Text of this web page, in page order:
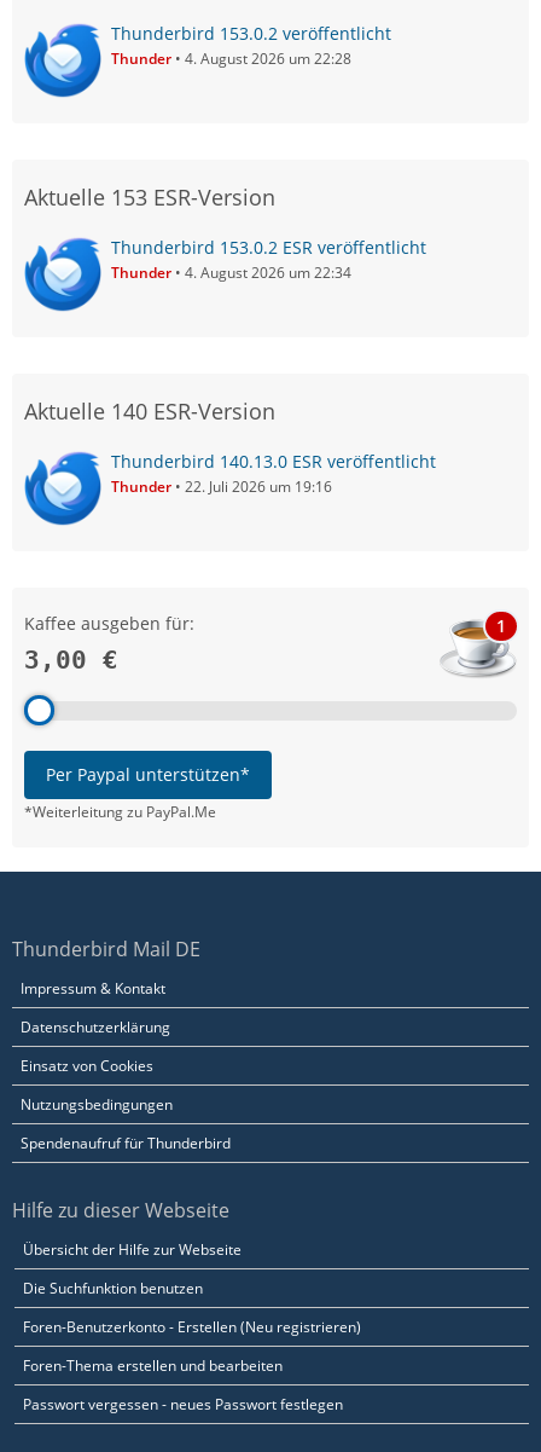
Thunderbird 153.0.2 veröffentlicht
Thunder 4. August 2026 um 22:28
Aktuelle 153 ESR-Version
Thunderbird 153.0.2 ESR veröffentlicht
Thunder 4. August 2026 um 22:34
Aktuelle 140 ESR-Version
Thunderbird 140.13.0 ESR veröffentlicht
Thunder 22. Juli 2026 um 19:16
Kaffee ausgeben für:
3,00 €
1
Per Paypal unterstützen*
*Weiterleitung zu PayPal.Me
Thunderbird Mail DE
Impressum & Kontakt
Datenschutzerklärung
Einsatz von Cookies
Nutzungsbedingungen
Spendenaufruf für Thunderbird
Hilfe zu dieser Webseite
Übersicht der Hilfe zur Webseite
Die Suchfunktion benutzen
Foren-Benutzerkonto - Erstellen (Neu registrieren)
Foren-Thema erstellen und bearbeiten
Passwort vergessen - neues Passwort festlegen